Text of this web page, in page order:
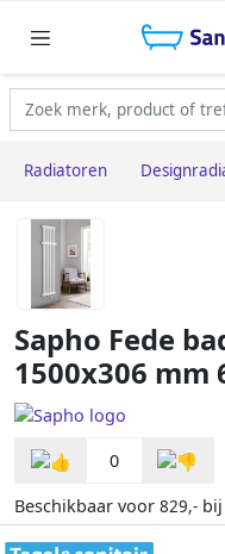
Radiatoren
Sapho Fede
1500x306
0
Beschikbaar voor 829,- bij